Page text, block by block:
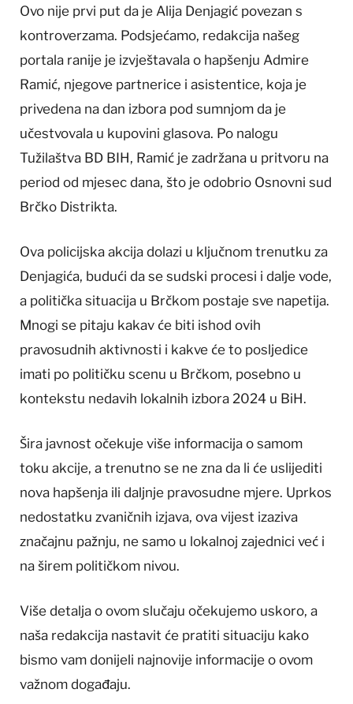
Ovo nije prvi put da je Alija Denjagić povezan s
kontroverzama. Podsjećamo, redakcija našeg
portala ranije je izvještavala o hapšenju Admire
Ramić, njegove partnerice i asistentice, koja je
privedena na dan izbora pod sumnjom da je
učestvovala u kupovini glasova. Po nalogu
Tužilaštva BD BIH, Ramić je zadržana u pritvoru na
period od mjesec dana, što je odobrio Osnovni sud
Brčko Distrikta.
Ova policijska akcija dolazi u ključnom trenutku za
Denjagića, budući da se sudski procesi i dalje vode,
a politička situacija u Brčkom postaje sve napetija.
Mnogi se pitaju kakav će biti ishod ovih
pravosudnih aktivnosti i kakve će to posljedice
imati po političku scenu u Brčkom, posebno u
kontekstu nedavih lokalnih izbora 2024 u BiH.
Šira javnost očekuje više informacija o samom
toku akcije, a trenutno se ne zna da li će uslijediti
nova hapšenja ili daljnje pravosudne mjere. Uprkos
nedostatku zvaničnih izjava, ova vijest izaziva
značajnu pažnju, ne samo u lokalnoj zajednici već i
na širem političkom nivou.
Više detalja o ovom slučaju očekujemo uskoro, a
naša redakcija nastavit će pratiti situaciju kako
bismo vam donijeli najnovije informacije o ovom
važnom događaju.